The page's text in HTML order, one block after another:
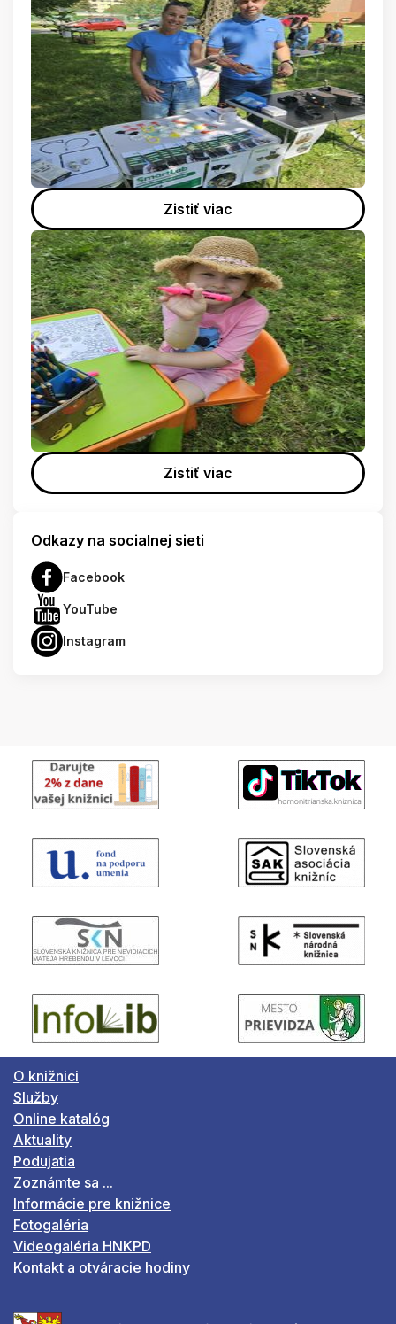
Zistiť viac
Zistiť viac
Odkazy na socialnej sieti
Facebook
YouTube
Instagram
O knižnici
Služby
Online katalóg
Aktuality
Podujatia
Zoznámte sa ...
Informácie pre knižnice
Fotogaléria
Videogaléria HNKPD
Kontakt a otváracie hodiny